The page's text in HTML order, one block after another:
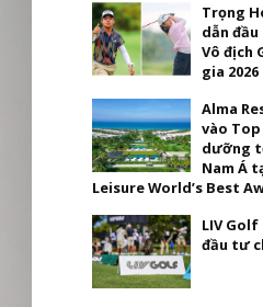
Trọng
dẫn đầu
Vô địch
gia 2026
Alma
vào Top
dưỡng
Nam Á
Leisure World’s Best
LIV
đầu tư